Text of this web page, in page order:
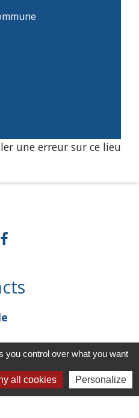
une erreur sur ce lieu
you control over what you want
all cookies Personalize